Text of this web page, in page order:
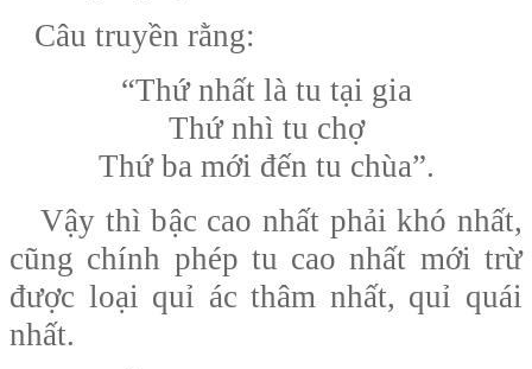
Câu truyền rằng:
“Thứ nhất là tu tại gia
Thứ nhì tu chợ
Thứ ba mới đến tu chùa”.
Vậy thì bậc cao nhất phải khó nhất,
cũng chính phép tu cao nhất mới trừ
được loại quỉ ác thâm nhất, quỉ quái
nhất.